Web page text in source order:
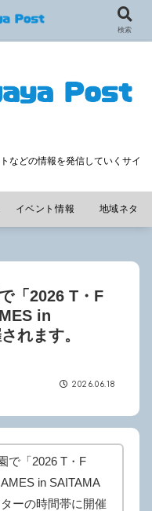
などの情報を発信していくサイ
イベント情報 地域ネタ
「2026 T・F
in
れます。
2026.06.18
で「2026 T・F
in SAITAMA
ーの時間帯に開催
検索